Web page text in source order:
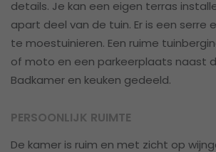
details. Je kan een eigen terras
apart deel van de tuin. Er is een serre
te moestuinieren. Een ruime
of moto en een parkeerplaats naast
Badkamer en keuken gedeeld.
PERSOONLIJK RUIMTE
De kamer is ruim en met zicht op